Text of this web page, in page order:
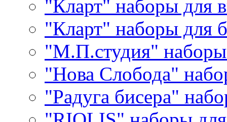
"Кларт" наборы для
"Кларт" наборы для
"М.П.студия"
"Нова Слобода"
"Радуга бисера"